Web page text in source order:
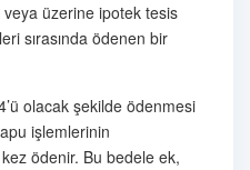
veya üzerine ipotek tesis
sırasında ödenen bir
olacak şekilde ödenmesi
işlemlerinin
ödenir. Bu bedele ek,